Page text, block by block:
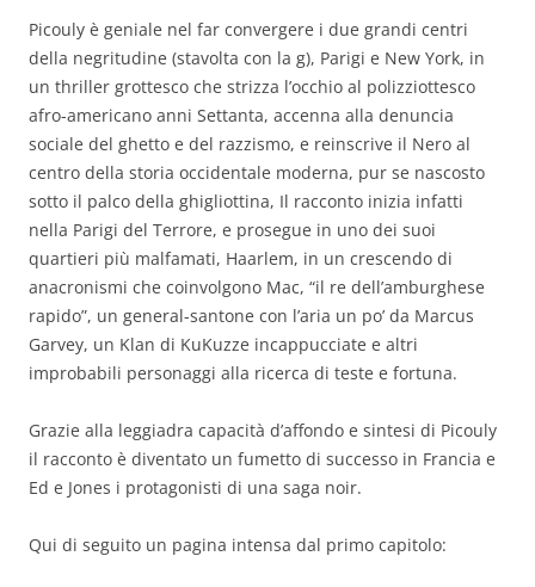
Picouly è geniale nel far convergere i due grandi centri
della negritudine (stavolta con la g), Parigi e New York, in
un thriller grottesco che strizza l’occhio al polizziottesco
afro-americano anni Settanta, accenna alla denuncia
sociale del ghetto e del razzismo, e reinscrive il Nero al
centro della storia occidentale moderna, pur se nascosto
sotto il palco della ghigliottina, Il racconto inizia infatti
nella Parigi del Terrore, e prosegue in uno dei suoi
quartieri più malfamati, Haarlem, in un crescendo di
anacronismi che coinvolgono Mac, “il re dell’amburghese
rapido”, un general-santone con l’aria un po’ da Marcus
Garvey, un Klan di KuKuzze incappucciate e altri
improbabili personaggi alla ricerca di teste e fortuna.
Grazie alla leggiadra capacità d’affondo e sintesi di Picouly
il racconto è diventato un fumetto di successo in Francia e
Ed e Jones i protagonisti di una saga noir.
Qui di seguito un pagina intensa dal primo capitolo: